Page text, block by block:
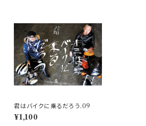
君はバイクに乗るだろう.09
¥1,100